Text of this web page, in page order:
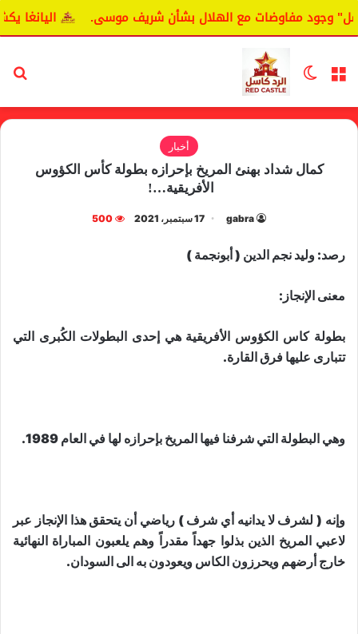
وجود مفاوضات مع الهلال بشأن شريف موسى. اليانغا
القائمة الوضع المظلم
أخبار
كمال شداد بهنئ المريخ بإحرازه بطولة كأس الكؤوس
الأفريقية…!
gabra 17 سبتمبر، 2021 500
رصد: وليد نجم الدين ( أبونجمة )
معنى الإنجاز:
بطولة كاس الكؤوس الأفريقية هي إحدى البطولات الكُبرى التي
تتبارى عليها فرق القارة.
وهي البطولة التي شرفنا فيها المريخ بإحرازه لها في العام 1989.
وإنه ( لشرف لا يدانيه أي شرف ) رياضي أن يتحقق هذا الإنجاز عبر
لاعبي المريخ الذين بذلوا جهداً مقدراً وهم يلعبون المباراة النهائية
خارج أرضهم ويحرزون الكاس ويعودون به الى السودان.